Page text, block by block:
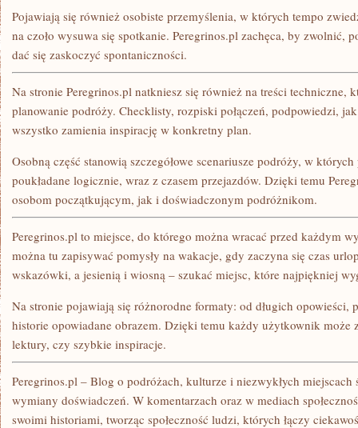
Pojawiają się również osobiste przemyślenia, w których tempo
na czoło wysuwa się spotkanie. Peregrinos.pl zachęca, by zwolnić,
dać się zaskoczyć spontaniczności.
Na stronie Peregrinos.pl natkniesz się również na treści techniczne,
planowanie podróży. Checklisty, rozpiski połączeń, podpowiedzi,
wszystko zamienia inspirację w konkretny plan.
Osobną część stanowią szczegółowe scenariusze podróży, w
poukładane logicznie, wraz z czasem przejazdów. Dzięki temu
osobom początkującym, jak i doświadczonym podróżnikom.
Peregrinos.pl to miejsce, do którego można wracać przed każdym
można tu zapisywać pomysły na wakacje, gdy zaczyna się czas
wskazówki, a jesienią i wiosną – szukać miejsc, które najpiękniej
Na stronie pojawiają się różnorodne formaty: od długich opowieści,
historie opowiadane obrazem. Dzięki temu każdy użytkownik może
lektury, czy szybkie inspiracje.
Peregrinos.pl – Blog o podróżach, kulturze i niezwykłych
wymiany doświadczeń. W komentarzach oraz w mediach
swoimi historiami, tworząc społeczność ludzi, których łączy